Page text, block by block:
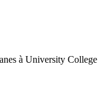
à University